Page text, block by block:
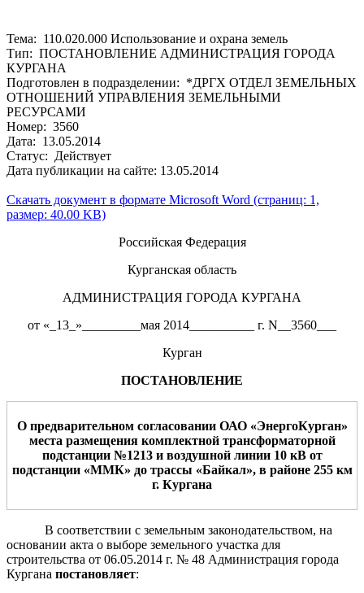
Тема: 110.020.000 Использование и охрана земель
Тип: ПОСТАНОВЛЕНИЕ АДМИНИСТРАЦИЯ ГОРОДА
КУРГАНА
Подготовлен в подразделении: *ДРГХ ОТДЕЛ ЗЕМЕЛЬНЫХ
ОТНОШЕНИЙ УПРАВЛЕНИЯ ЗЕМЕЛЬНЫМИ
РЕСУРСАМИ
Номер: 3560
Дата: 13.05.2014
Статус: Действует
Дата публикации на сайте: 13.05.2014
Скачать документ в формате Microsoft Word (страниц: 1,
размер: 40.00 KB)
Российская Федерация
Курганская область
АДМИНИСТРАЦИЯ ГОРОДА КУРГАНА
от «_13_»_________мая 2014__________ г. N__3560___
Курган
ПОСТАНОВЛЕНИЕ
Опредварительном согласовании ОАО «ЭнергоКурган»
места размещения комплектной трансформаторной
подстанции №1213 и воздушной линии 10 кВ от
подстанции «ММК» до трассы «Байкал», в районе 255 км
г. Кургана
В соответствии с земельным законодательством, на
основании акта о выборе земельного участка для
строительства от 06.05.2014 г. № 48 Администрация города
Кургана постановляет: